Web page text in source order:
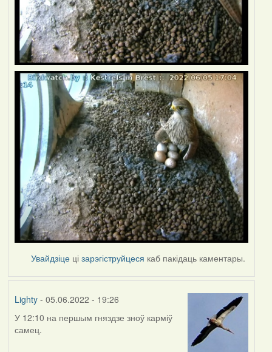
Увайдзіце цізарэгіструйцеся каб пакідаць каментары.
Lighty- 05.06.2022 - 19:26
У 12:10 на першым гняздзе зноў карміў
самец.